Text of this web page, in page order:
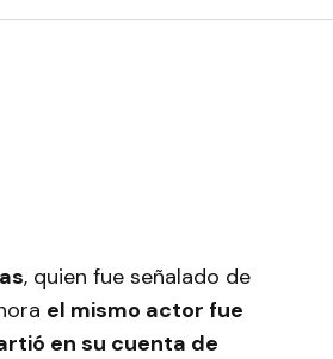
, quien fue señalado de
el mismo actor fue
en su cuenta de